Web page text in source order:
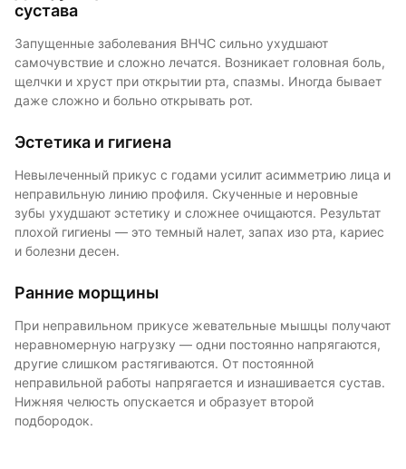
сустава
Запущенные заболевания ВНЧС сильно ухудшают
самочувствие и сложно лечатся. Возникает головная боль,
щелчки и хруст при открытии рта, спазмы. Иногда бывает
даже сложно и больно открывать рот.
Эстетика и гигиена
Невылеченный прикус с годами усилит асимметрию лица и
неправильную линию профиля. Скученные и неровные
зубы ухудшают эстетику и сложнее очищаются. Результат
плохой гигиены — это темный налет, запах изо рта, кариес
и болезни десен.
Ранние морщины
При неправильном прикусе жевательные мышцы получают
неравномерную нагрузку — одни постоянно напрягаются,
другие слишком растягиваются. От постоянной
неправильной работы напрягается и изнашивается сустав.
Нижняя челюсть опускается и образует второй
подбородок.